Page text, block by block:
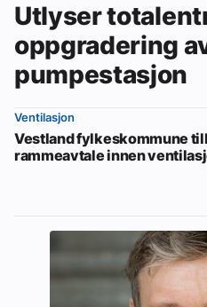
Utlyser
oppgradering
pumpestasjon
Ventilasjon
Vestland fylkeskommune
rammeavtale innen